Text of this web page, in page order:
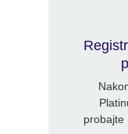
probajte